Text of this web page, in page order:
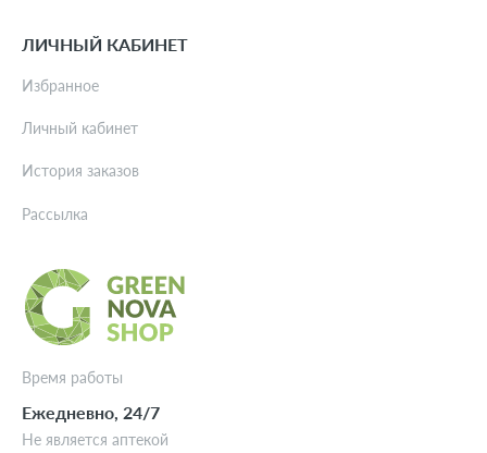
Время работы
Ежедневно, 24/7
Не является аптекой
ЛИЧНЫЙ КАБИНЕТ
Избранное
Личный кабинет
История заказов
Рассылка